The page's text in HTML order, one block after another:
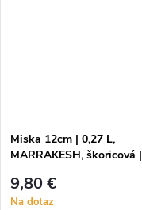
Miska 12cm | 0,27 L,
MARRAKESH, škoricová |
9,80 €
Na dotaz